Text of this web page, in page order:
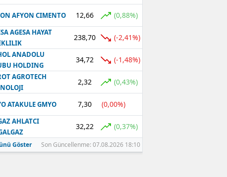
AFYON CIMENTO 12,66 (0,88%)
AGESA HAYAT
238,70 (-2,41%)
ANADOLU
HOLDING
34,72 (-1,48%)
AGROTECH
2,32 (0,43%)
ATAKULE GMYO 7,30 (0,00%)
AHLATCI
32,22 (0,37%)
Göster Son Güncellenme: 07.08.2026 18:10